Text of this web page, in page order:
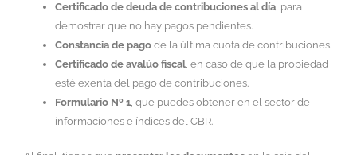
Certificado de deuda de contribuciones al día, para
demostrar que no hay pagos pendientes.
Constancia de pago de la última cuota de contribuciones.
Certificado de avalúo fiscal, en caso de que la propiedad
esté exenta del pago de contribuciones.
Formulario Nº 1, que puedes obtener en el sector de
informaciones e índices del CBR.